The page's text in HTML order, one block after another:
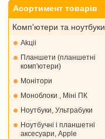
Асортимент товарів
Комп'ютери та ноутбуки
Akціі
Планшети (планшетні
комп'ютери)
Монiтори
Моноблоки , Міні ПК
Ноутбуки, Ультрабуки
Ноутбучні і планшетні
аксесуари, Apple